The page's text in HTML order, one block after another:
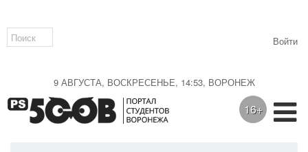
9 АВГУСТА, ВОСКРЕСЕНЬЕ, 14:53, ВОРОНЕЖ
Войти
16+